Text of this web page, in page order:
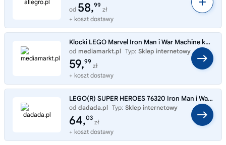
od 58,99
zł
+ koszt dostawy
Klocki LEGO Marvel Iron Man i War Machine kontra drony Hammera (76320) Wielokolorowy
od mediamarkt.pl Typ: Sklep internetowy
59,99
zł
+ koszt dostawy
LEGO(R) SUPER HEROES 76320 Iron Man i War Machine kontra drony Hammera
od dadada.pl Typ: Sklep internetowy
64,03
zł
+ koszt dostawy